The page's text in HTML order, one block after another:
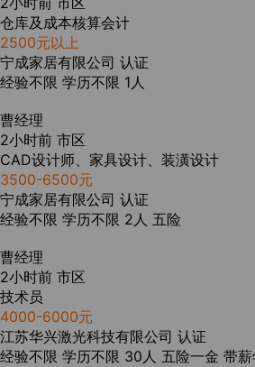
仓库及成本核算会计
2500元以上
宁成家居有限公司 认证
经验不限 学历不限 1人
曹经理
2小时前 市区
CAD设计师、家具设计、装潢设计
3500-6500元
宁成家居有限公司 认证
经验不限 学历不限 2人 五险
曹经理
2小时前 市区
技术员
4000-6000元
江苏华兴激光科技有限公司 认证
经验不限 学历不限 30人 五险一金 带